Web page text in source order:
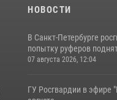
НОВОСТИ
В Санкт-Петербурге
попытку руферов
07 августа 2026, 12:04
ГУ Росгвардии в эфире